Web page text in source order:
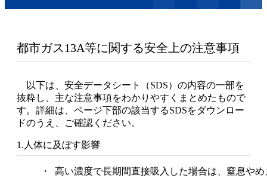
都市ガス13A等に関する安全上の注意事項
以下は、安全データシート（SDS）の内容の一部を
抜粋し、主な注意事項をわかりやすくまとめたもので
す。詳細は、ページ下部の該当するSDSをダウンロー
ドのうえ、ご確認ください。
1.人体に及ぼす影響
・
高い濃度で長期間直接吸入した場合は、窒息やめ